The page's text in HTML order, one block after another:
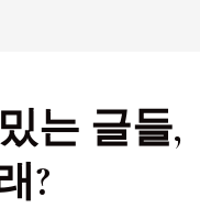
는 글들,
?